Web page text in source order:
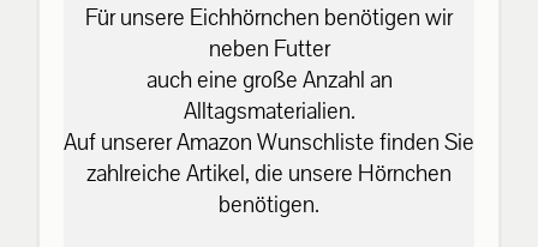
Für unsere Eichhörnchen benötigen wir
neben Futter
auch eine große Anzahl an
Alltagsmaterialien.
Auf unserer Amazon Wunschliste finden Sie
zahlreiche Artikel, die unsere Hörnchen
benötigen.